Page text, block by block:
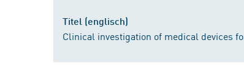
Titel (englisch)
Clinical investigation of medical devices